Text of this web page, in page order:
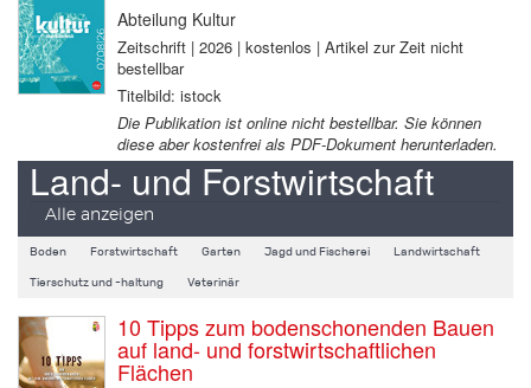
Abteilung Kultur
Zeitschrift | 2026 | kostenlos | Artikel zur Zeit nicht
bestellbar
Titelbild: istock
Die Publikation ist online nicht bestellbar. Sie können
diese aber kostenfrei als PDF-Dokument herunterladen.
Land- und Forstwirtschaft
Alle anzeigen
Boden Forstwirtschaft Garten Jagd und Fischerei Landwirtschaft
Tierschutz und -haltung Veterinär
10 Tipps zum bodenschonenden Bauen
auf land- und forstwirtschaftlichen
Flächen